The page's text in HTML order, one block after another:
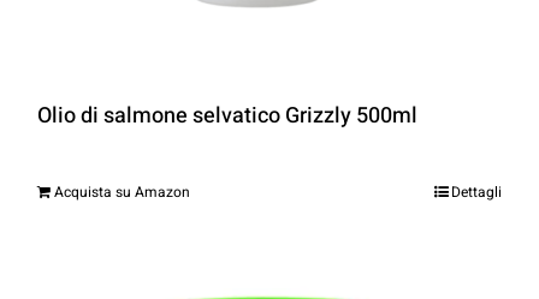
Olio di salmone selvatico Grizzly 500ml
Acquista su Amazon Dettagli